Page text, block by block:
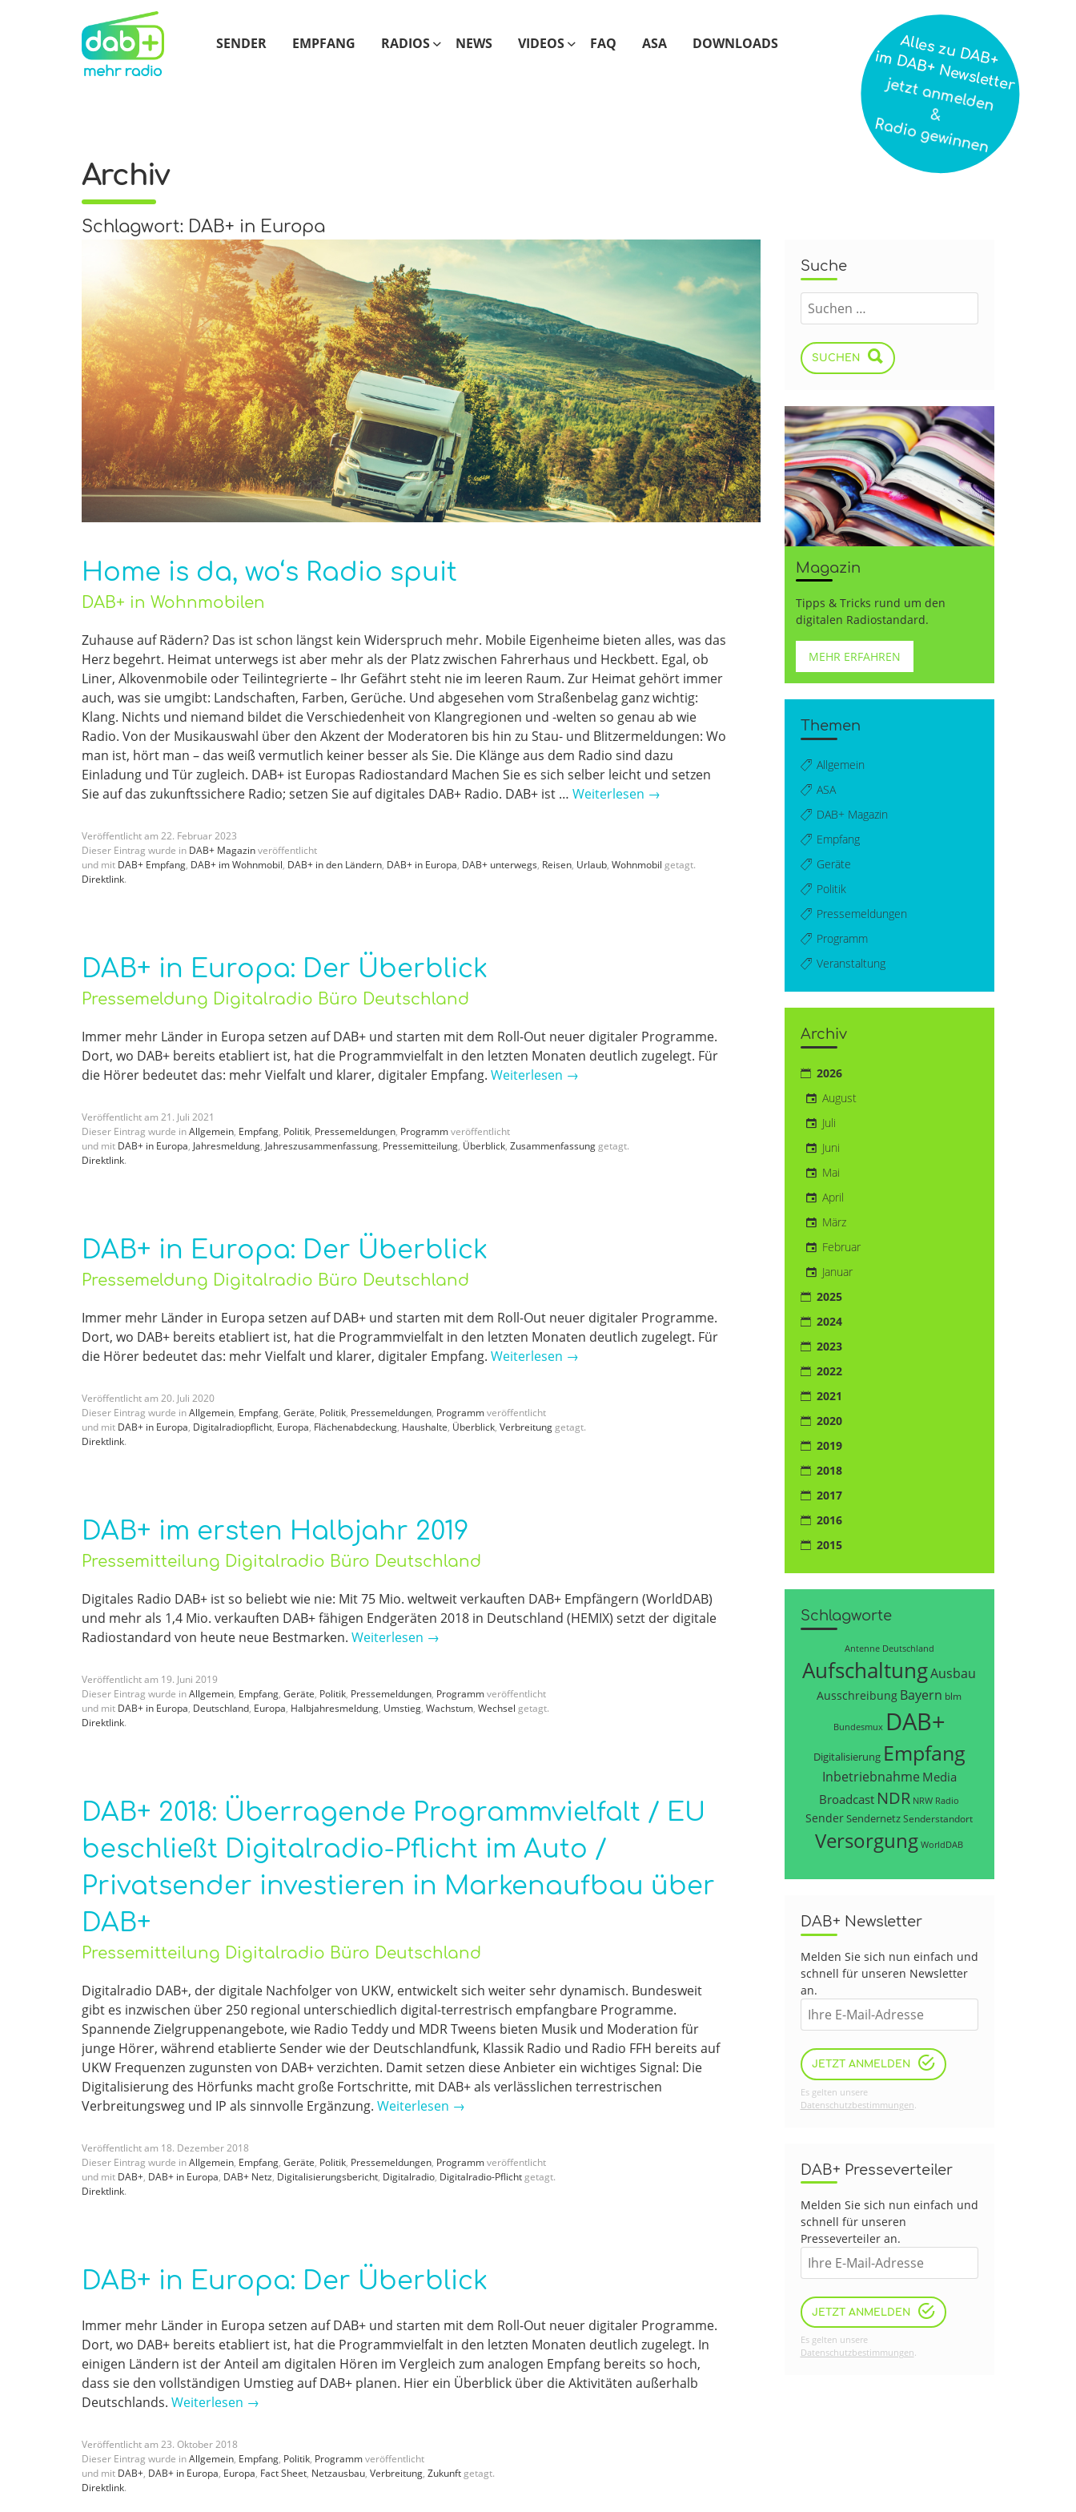
SENDER EMPFANG RADIOS NEWS VIDEOS FAQ ASA DOWNLOADS
Archiv
Schlagwort: DAB+ in Europa
Home is da, wo‘s Radio spuit
DAB+ in Wohnmobilen
Zuhause auf Rädern? Das ist schon längst kein Widerspruch mehr. Mobile Eigenheime bieten alles, was das
Herz begehrt. Heimat unterwegs ist aber mehr als der Platz zwischen Fahrerhaus und Heckbett. Egal, ob
Liner, Alkovenmobile oder Teilintegrierte – Ihr Gefährt steht nie im leeren Raum. Zur Heimat gehört immer
auch, was sie umgibt: Landschaften, Farben, Gerüche. Und abgesehen vom Straßenbelag ganz wichtig:
Klang. Nichts und niemand bildet die Verschiedenheit von Klangregionen und -welten so genau ab wie
Radio. Von der Musikauswahl über den Akzent der Moderatoren bis hin zu Stau- und Blitzermeldungen: Wo
man ist, hört man – das weiß vermutlich keiner besser als Sie. Die Klänge aus dem Radio sind dazu
Einladung und Tür zugleich. DAB+ ist Europas Radiostandard Machen Sie es sich selber leicht und setzen
Sie auf das zukunftssichere Radio; setzen Sie auf digitales DAB+ Radio. DAB+ ist … Weiterlesen →
Veröffentlicht am 22. Februar2023
Dieser Eintrag wurde in DAB+ Magazinveröffentlicht
und mit DAB+ Empfang, DAB+ im Wohnmobil, DAB+ in den Ländern, DAB+ in Europa, DAB+ unterwegs, Reisen, Urlaub, Wohnmobil getagt.
Direktlink.
DAB+ in Europa: Der Überblick
Pressemeldung Digitalradio Büro Deutschland
Immer mehr Länder in Europa setzen auf DAB+ und starten mit dem Roll-Out neuer digitaler Programme.
Dort, wo DAB+ bereits etabliert ist, hat die Programmvielfalt in den letzten Monaten deutlich zugelegt. Für
die Hörer bedeutet das: mehr Vielfalt und klarer, digitaler Empfang. Weiterlesen →
Veröffentlicht am 21 . Juli 2021
Dieser Eintrag wurde inAllgemein, Empfang, Politik, Pressemeldungen, Programmveröffentlicht
und mit DAB+ in Europa, Jahresmeldung, Jahreszusammenfassung, Pressemitteilung, Überblick, Zusammenfassunggetagt.
Direktlink.
DAB+ in Europa: Der Überblick
Pressemeldung Digitalradio Büro Deutschland
Immer mehr Länder in Europa setzen auf DAB+ und starten mit dem Roll-Out neuer digitaler Programme.
Dort, wo DAB+ bereits etabliert ist, hat die Programmvielfalt in den letzten Monaten deutlich zugelegt. Für
die Hörer bedeutet das: mehr Vielfalt und klarer, digitaler Empfang. Weiterlesen →
Veröffentlicht am 20. Juli 2020
Dieser Eintrag wurde inAllgemein, Empfang, Geräte, Politik, Pressemeldungen, Programmveröffentlicht
und mit DAB+ in Europa, Digitalradiopflicht, Europa, Flächenabdeckung, Haushalte, Überblick, Verbreitunggetagt.
Direktlink.
DAB+ im ersten Halbjahr 2019
Pressemitteilung Digitalradio Büro Deutschland
Digitales Radio DAB+ ist so beliebt wie nie: Mit 75 Mio. weltweit verkauften DAB+ Empfängern (WorldDAB)
und mehr als 1,4 Mio. verkauften DAB+ fähigen Endgeräten 2018 in Deutschland (HEMIX) setzt der digitale
Radiostandard von heute neue Bestmarken. Weiterlesen →
Veröffentlicht am 19. Juni 2019
Dieser Eintrag wurde inAllgemein, Empfang, Geräte, Politik, Pressemeldungen, Programmveröffentlicht
und mit DAB+ in Europa, Deutschland, Europa, Halbjahresmeldung, Umstieg, Wachstum, Wechsel getagt.
Direktlink.
DAB+ 2018: Überragende Programmvielfalt / EU
beschließt Digitalradio-Pflicht im Auto /
Privatsender investieren in Markenaufbau über
DAB+
Pressemitteilung Digitalradio Büro Deutschland
Digitalradio DAB+, der digitale Nachfolger von UKW, entwickelt sich weiter sehr dynamisch. Bundesweit
gibt es inzwischen über 250 regional unterschiedlich digital-terrestrisch empfangbare Programme.
Spannende Zielgruppenangebote, wie Radio Teddy und MDR Tweens bieten Musik und Moderation für
junge Hörer, während etablierte Sender wie der Deutschlandfunk, Klassik Radio und Radio FFH bereits auf
UKW Frequenzen zugunsten von DAB+ verzichten. Damit setzen diese Anbieter ein wichtiges Signal: Die
Digitalisierung des Hörfunks macht große Fortschritte, mit DAB+ als verlässlichen terrestrischen
Verbreitungsweg und IP als sinnvolle Ergänzung. Weiterlesen →
Veröffentlicht am 18. Dezember2018
Dieser Eintrag wurde inAllgemein, Empfang, Geräte, Politik, Pressemeldungen, Programmveröffentlicht
und mit DAB+, DAB+ in Europa, DAB+ Netz, Digitalisierungsbericht, Digitalradio, Digitalradio-Pflichtgetagt.
Direktlink.
DAB+ in Europa: Der Überblick
Immer mehr Länder in Europa setzen auf DAB+ und starten mit dem Roll-Out neuer digitaler Programme.
Dort, wo DAB+ bereits etabliert ist, hat die Programmvielfalt in den letzten Monaten deutlich zugelegt. In
einigen Ländern ist der Anteil am digitalen Hören im Vergleich zum analogen Empfang bereits so hoch,
dass sie den vollständigen Umstieg auf DAB+ planen. Hier ein Überblick über die Aktivitäten außerhalb
Deutschlands. Weiterlesen →
Veröffentlicht am 23. Oktober2018
Dieser Eintrag wurde inAllgemein, Empfang, Politik, Programmveröffentlicht
und mit DAB+, DAB+ in Europa, Europa, Fact Sheet, Netzausbau, Verbreitung, Zukunftgetagt.
Direktlink.
Suche
SUCHEN
Magazin
Tipps & Tricks rund um den
digitalen Radiostandard.
MEHR ERFAHREN
Themen
Allgemein
ASA
DAB+ Magazin
Empfang
Geräte
Politik
Pressemeldungen
Programm
Veranstaltung
Archiv
2026
August
Juli
Juni
Mai
April
März
Februar
Januar
2025
2024
2023
2022
2021
2020
2019
2018
2017
2016
2015
Schlagworte
Antenne Deutschland
AufschaltungAusbau
Ausschreibung Bayern blm
Bundesmux DAB+
Digitalisierung Empfang
Inbetriebnahme Media
Broadcast NDR NRW Radio
SenderSendernetzSenderstandort
Versorgung WorldDAB
DAB+ Newsletter
Melden Sie sich nun einfach und
schnell für unseren Newsletter
an.
JETZT ANMELDEN
Es gelten unsere
Datenschutzbestimmungen
DAB+ Presseverteiler
Melden Sie sich nun einfach und
schnell für unseren
Presseverteiler an.
JETZT ANMELDEN
Es gelten unsere
Datenschutzbestimmungen.
Alles zu DAB+
im DAB+ Newsletter
jetzt anmelden
&
Radio gewinnen